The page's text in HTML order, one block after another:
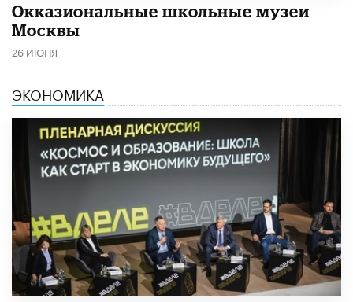
​Окказиональные школьные музеи
Москвы
26 ИЮНЯ
ЭКОНОМИКА